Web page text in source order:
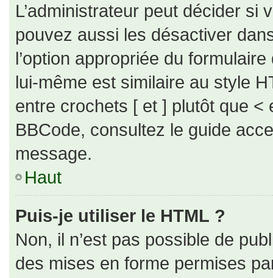
L’administrateur peut décider
pouvez aussi les désactiver
l’option appropriée du
lui-même est similaire au style
entre crochets [ et ] plutôt que <
BBCode, consultez le guide
message.
Haut
Puis-je utiliser le HTML ?
Non, il n’est pas possible de
des mises en forme permises